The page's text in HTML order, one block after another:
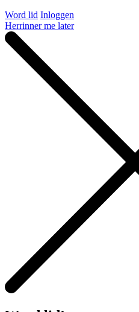
Word lid Inloggen
Herrinner me later